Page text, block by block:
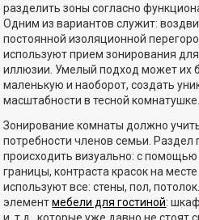
разделить зоны согласно
Одним из вариантов служит:
постоянной изоляционной
используют прием зонирования
иллюзии. Умелый подход может их
маленькую и наоборот, создать
масштабности в тесной комнатушке.
Зонирование комнаты должно
потребности членов семьи. Раздел
происходить визуально: с
границы, контраста красок на
используют все: стены, пол,
элементмебели для гостиной: